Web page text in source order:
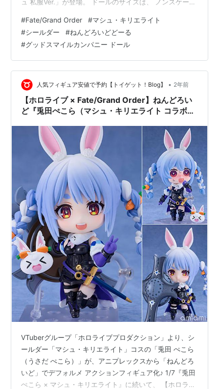
ュ 私服Ver.」が登場。 ドールのサイズは、 ノンスケール
んどろん」。 （※敬称略） ねんどろいどどーる『シール
ダー/マシュ・キリエライト 私服Ver.』Fate/Grand Order
デフォルメ完成品ドールは、グッドスマイルカンパニー
より2025年10月発売の予定です♪ 【Amazon】ピュアニ
ーモ …
#Fate/Grand Order #マシュ・キリエライト
#シールダー #ねんどろいどどーる
#グッドスマイルカンパニー ドール
人気フィギュア安値で予約【トイゲット！Blog】 • 2年前
【ホロライブ × Fate/Grand Order】ねんどろい
ど『兎田ぺこら（マシュ・キリエライト コラボ
クス】より2025年8月発売予定♪
VTuberグループ「ホロライブプロダクション」より、シ
ールダー「マシュ・キリエライト」コスの「兎田 ぺこら
（うさだ ぺこら）」が、アニプレックスから「ねんどろ
いど」でデフォルメ アクションフィギュア化♪ 1/7『兎田
ぺこら × マシュ・キリエライト』に続いて、 【ホロライ